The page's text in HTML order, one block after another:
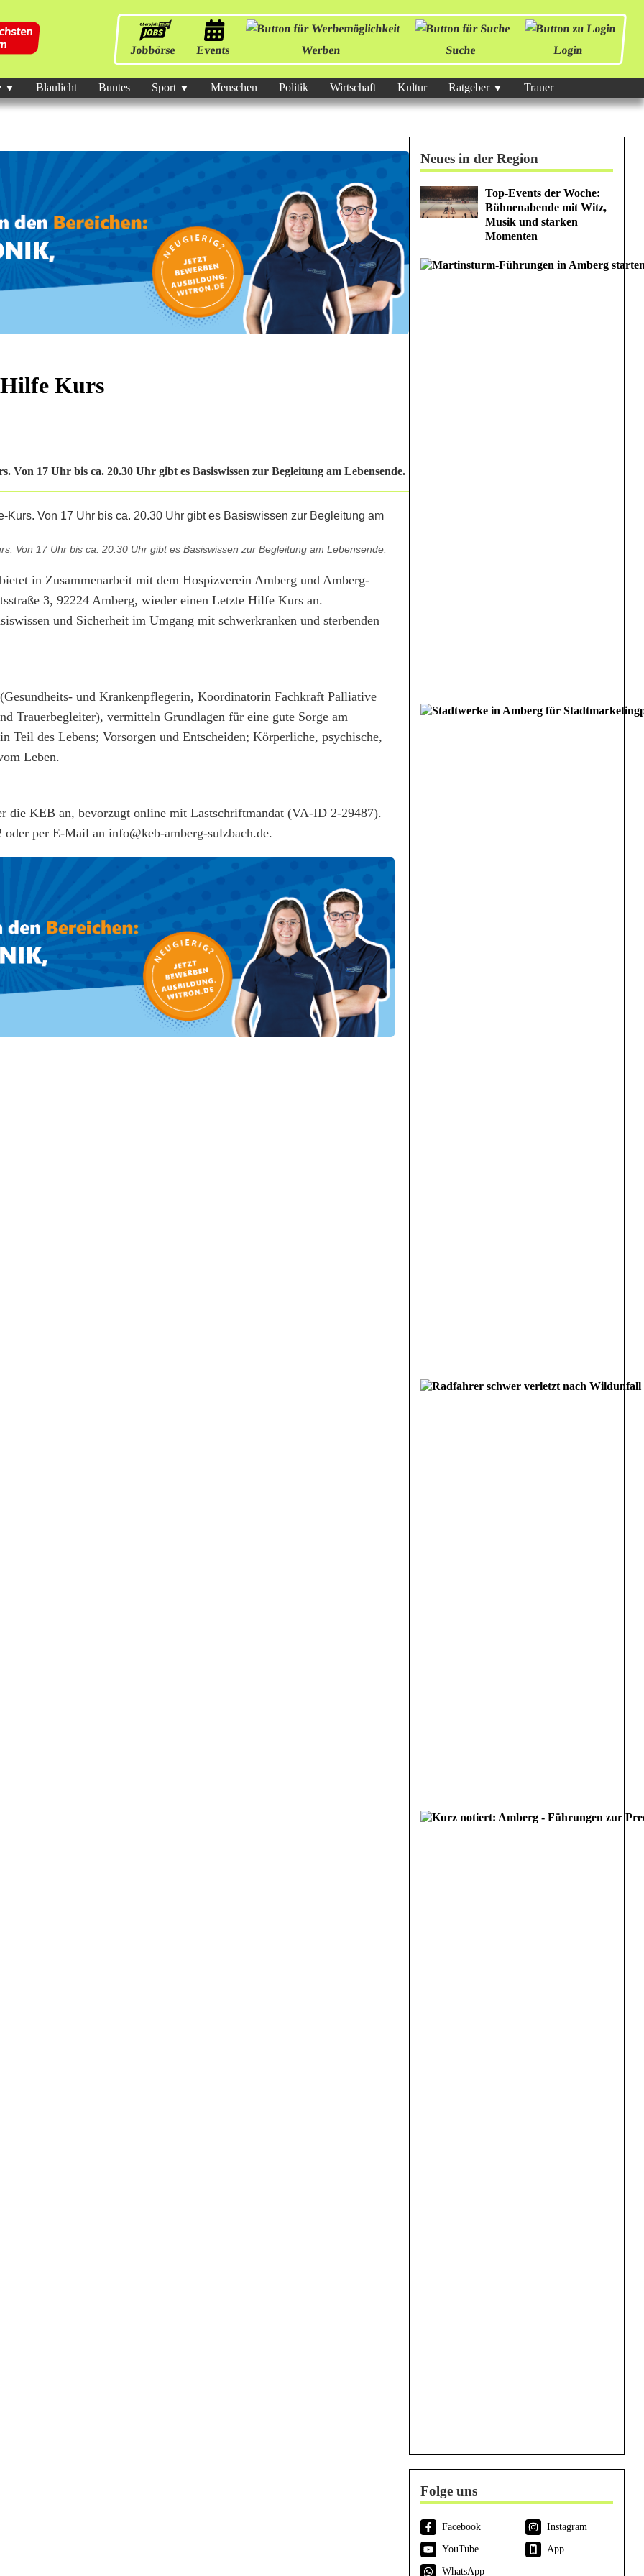
Jobbörse Events Werben Suche Login
Blaulicht Buntes Sport Menschen Politik Wirtschaft Kultur Ratgeber Trauer
Kurs
Von 17 Uhr bis ca. 20.30 Uhr gibt es Basiswissen zur Begleitung am Lebensende.
Von 17 Uhr bis ca. 20.30 Uhr gibt es Basiswissen zur Begleitung am Lebensende.
in Zusammenarbeit mit dem Hospizverein Amberg und Amberg-
3, 92224 Amberg, wieder einen Letzte Hilfe Kurs an.
und Sicherheit im Umgang mit schwerkranken und sterbenden
und Krankenpflegerin, Koordinatorin Fachkraft Palliative
Trauerbegleiter), vermitteln Grundlagen für eine gute Sorge am
Teil des Lebens; Vorsorgen und Entscheiden; Körperliche, psychische,
Leben.
die KEB an, bevorzugt online mit Lastschriftmandat (VA-ID 2-29487).
per E-Mail an info@keb-amberg-sulzbach.de.
Neues in der Region
Top-Events der Woche:
Bühnenabende mit Witz,
Musik und starken
Momenten
Folge uns
Facebook
Instagram
YouTube
App
WhatsApp